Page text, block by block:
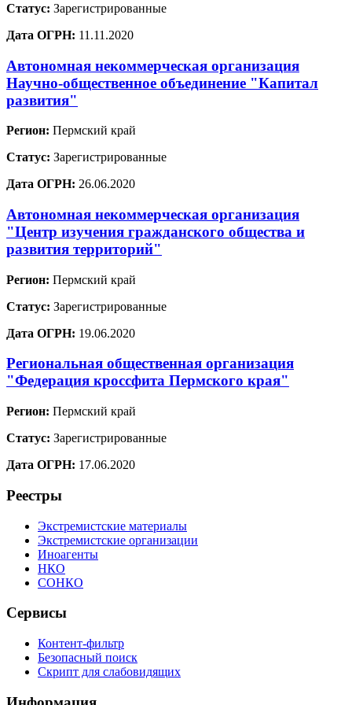
Статус: Зарегистрированные
Дата ОГРН: 11.11.2020
Автономная некоммерческая организация
Научно-общественное объединение "Капитал
развития"
Регион: Пермский край
Статус: Зарегистрированные
Дата ОГРН: 26.06.2020
Автономная некоммерческая организация
"Центр изучения гражданского общества и
развития территорий"
Регион: Пермский край
Статус: Зарегистрированные
Дата ОГРН: 19.06.2020
Региональная общественная организация
"Федерация кроссфита Пермского края"
Регион: Пермский край
Статус: Зарегистрированные
Дата ОГРН: 17.06.2020
Реестры
Экстремистские материалы
Экстремистские организации
Иноагенты
НКО
СОНКО
Сервисы
Контент-фильтр
Безопасный поиск
Скрипт для слабовидящих